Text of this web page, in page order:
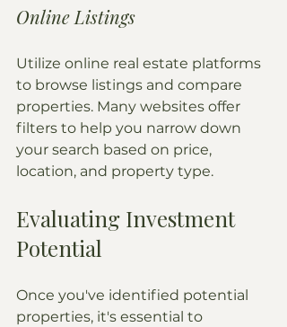
Online Listings
Utilize online real estate platforms
to browse listings and compare
properties. Many websites offer
filters to help you narrow down
your search based on price,
location, and property type.
Evaluating Investment
Potential
Once you've identified potential
properties, it's essential to